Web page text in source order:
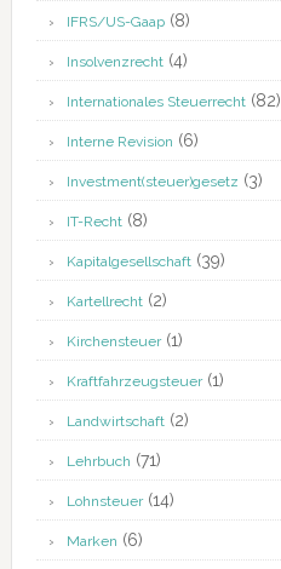
IFRS/US-Gaap(8)
Insolvenzrecht(4)
Internationales Steuerrecht(82)
Interne Revision (6)
Investment(steuer)gesetz (3)
IT-Recht(8)
Kapitalgesellschaft(39)
Kartellrecht(2)
Kirchensteuer(1)
Kraftfahrzeugsteuer(1)
Landwirtschaft(2)
Lehrbuch (71)
Lohnsteuer(14)
Marken (6)